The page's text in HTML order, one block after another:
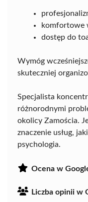
komfortowe
dostęp do
Wymóg
skuteczniej
Specjalista
różnorodnymi
okolicy Zamościa.
znaczenie usług,
psychologia.
Ocena w
Liczba opinii w